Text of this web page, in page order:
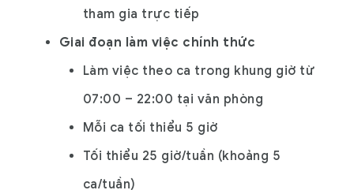
tham gia trực tiếp
Giai đoạn làm việc chính thức
Làm việc theo ca trong khung giờ từ
07:00 – 22:00 tại văn phòng
Mỗi ca tối thiểu 5 giờ
Tối thiểu 25 giờ/tuần (khoảng 5
ca/tuần)